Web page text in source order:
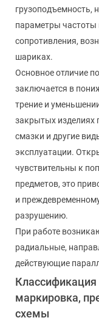
грузоподъемность,
параметры частоты
сопротивления,
шариках.
Основное отличие
заключается в
трение и
закрытых изделиях
смазки и другие
эксплуатации.
чувствительны к
предметов, это
и
разрушению.
При работе
радиальные,
действующие
маркировка,
схемы